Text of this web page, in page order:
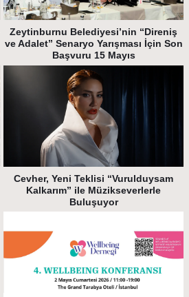
Zeytinburnu Belediyesi’nin “Direniş
ve Adalet” Senaryo Yarışması İçin Son
Başvuru 15 Mayıs
Cevher, Yeni Teklisi “Vurulduysam
Kalkarım” ile Müzikseverlerle
Buluşuyor